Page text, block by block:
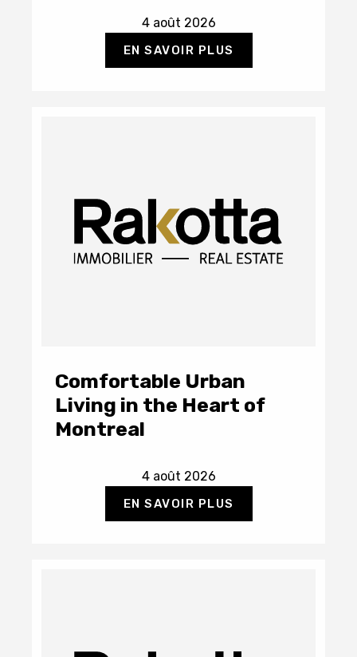
4 août 2026
EN SAVOIR PLUS
Comfortable Urban
Living in the Heart of
Montreal
4 août 2026
EN SAVOIR PLUS